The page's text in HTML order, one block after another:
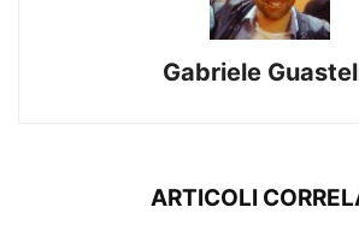
Gabriele
ARTICOLI